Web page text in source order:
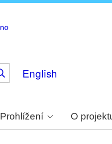
English
Prohlížení O